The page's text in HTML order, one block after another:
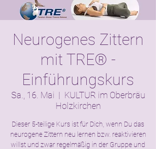
Neurogenes Zittern
mit TRE® -
Einführungskurs
Sa., 16. Mai
  |
KULTUR im Oberbräu
Holzkirchen
Dieser 5-teilige Kurs ist für Dich, wenn Du das
neurogene Zittern neu lernen bzw. reaktivieren
willst und zwar regelmäßig in der Gruppe und